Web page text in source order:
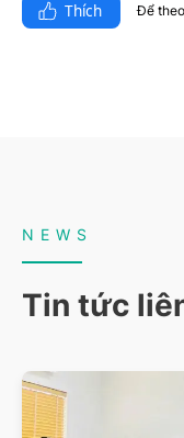
Thích Để
NEWS
Tin tức